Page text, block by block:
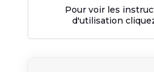
Pour voir les
d'utilisation